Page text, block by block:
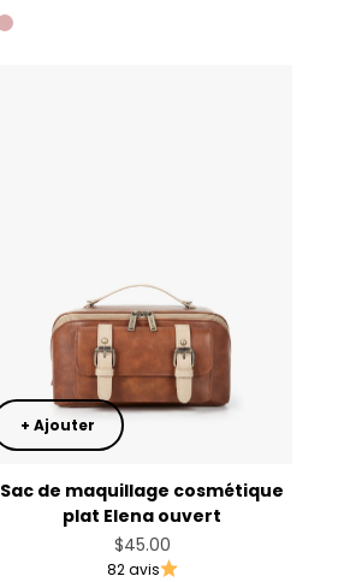
Golden Tan
Blush Pink
+ Ajouter
Sac de maquillage cosmétique
plat Elena ouvert
Prix de vente
$45.00
82 avis